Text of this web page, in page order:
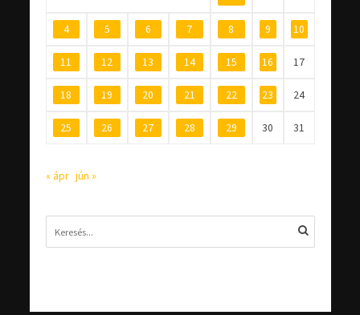
4 5 6 7 8 9 10
11 12 13 14 15 16 17
18 19 20 21 22 23 24
25 26 27 28 29 30 31
« ápr jún »